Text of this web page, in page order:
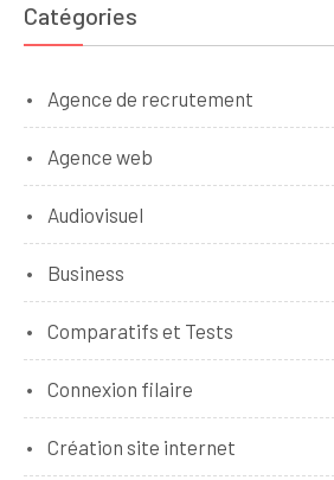
Catégories
Agence de recrutement
Agence web
Audiovisuel
Business
Comparatifs et Tests
Connexion filaire
Création site internet